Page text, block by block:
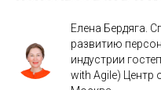
Елена Бердяга.
развитию
индустрии
with Agile) Центр